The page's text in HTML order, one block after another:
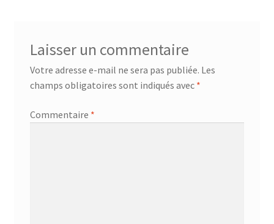
Laisser un commentaire
Votre adresse e-mail ne sera pas publiée. Les
champs obligatoires sont indiqués avec *
Commentaire *